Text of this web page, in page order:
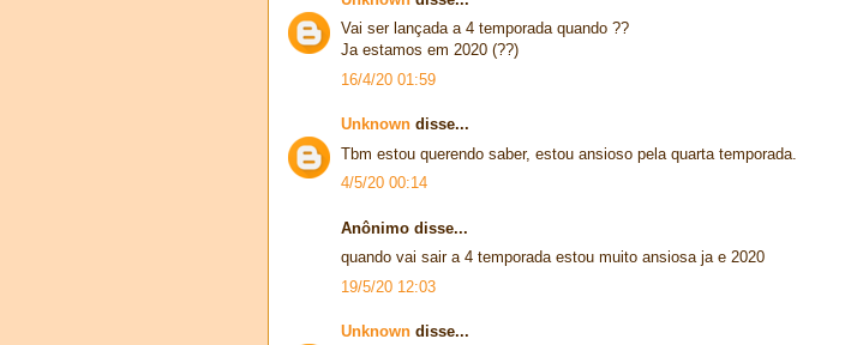
Vai ser lançada a 4 temporada quando ??
Ja estamos em 2020 (??)
16/4/20 01:59
Unknown disse...
Tbm estou querendo saber, estou ansioso pela quarta temporada.
4/5/20 00:14
Anônimo disse...
quando vai sair a 4 temporada estou muito ansiosa ja e 2020
19/5/20 12:03
Unknown disse...